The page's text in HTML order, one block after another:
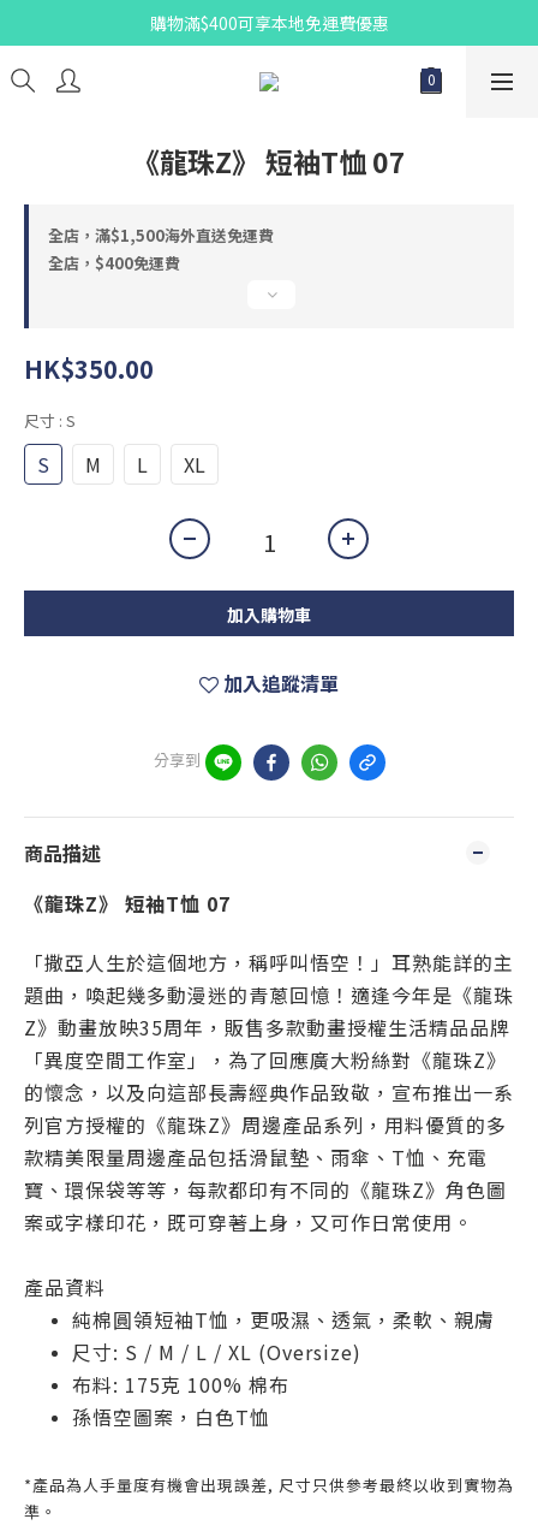
購物滿$400可享本地免運費優惠
《龍珠Z》 短袖T恤 07
全店，滿$1,500海外直送免運費
全店，$400免運費
HK$350.00
尺寸 : S
S M L XL
加入購物車
加入追蹤清單
分享到
商品描述
《龍珠Z》 短袖T恤 07
「撒亞人生於這個地方，稱呼叫悟空！」耳熟能詳的主
題曲，喚起幾多動漫迷的青蔥回憶！適逢今年是《龍珠
Z》動畫放映35周年，販售多款動畫授權生活精品品牌
「異度空間工作室」，為了回應廣大粉絲對《龍珠Z》
的懷念，以及向這部長壽經典作品致敬，宣布推出一系
列官方授權的《龍珠Z》周邊產品系列，用料優質的多
款精美限量周邊產品包括滑鼠墊、雨傘、 T恤、充電
寶、環保袋等等，每款都印有不同的《龍珠Z》角色圖
案或字樣印花，既可穿著上身，又可作日常使用。
產品資料
純棉圓領短袖T恤，更吸濕、透氣，柔軟、親膚
尺寸: S / M / L / XL (Oversize)
布料: 175克 100% 棉布
孫悟空圖案，白色T恤
*產品為人手量度有機會出現誤差, 尺寸只供參考最終以收到實物為
準。